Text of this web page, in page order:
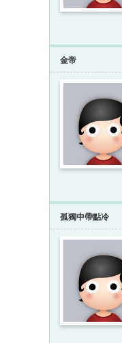
金帝
孤獨中帶點冷